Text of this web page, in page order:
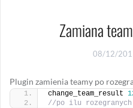
Zamiana
08/12/
Plugin zamienia teamy po
change_team_result
//po ilu rozegranych